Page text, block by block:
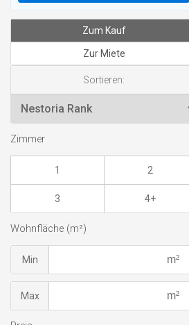
Zum Kauf
Zur Miete
Sortieren:
Zimmer
1 2
3 4+
Wohnfläche (m²)
Min
Max